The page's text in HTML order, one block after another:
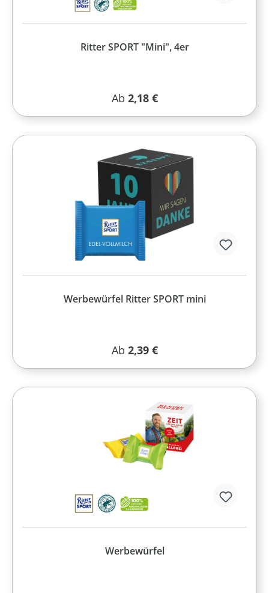
Ritter SPORT "Mini", 4er
Regulärer Preis:
Ab 2,18 €
Werbewürfel Ritter SPORT mini
Regulärer Preis:
Ab 2,39 €
Werbewürfel